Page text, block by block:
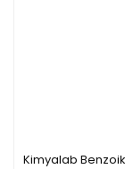
Kimyalab